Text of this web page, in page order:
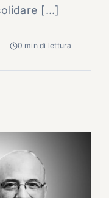
[...]
0 min di lettura